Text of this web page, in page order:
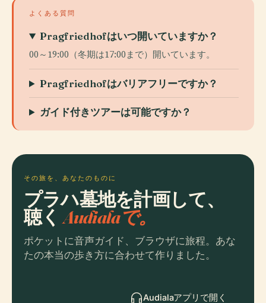
よくある質問
Pragfriedhofはいつ開いていますか？
00～19:00（冬期は17:00まで）開いています。
Pragfriedhofはバリアフリーですか？
ガイド付きツアーは可能ですか？
その旅を、あなたのものに
プラハ墓地を計画して、
聴くAudialaで。
ポケットに音声ガイド、ブラウザに旅程。あな
たの本当の歩き方に合わせて作りました。
Audialaアプリで開く